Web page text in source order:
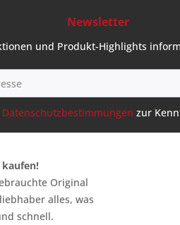
Newsletter
und Produkt-Highlights
Datenschutzbestimmungen zur
Original
alles, was
schnell.